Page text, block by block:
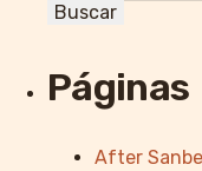
Páginas
After